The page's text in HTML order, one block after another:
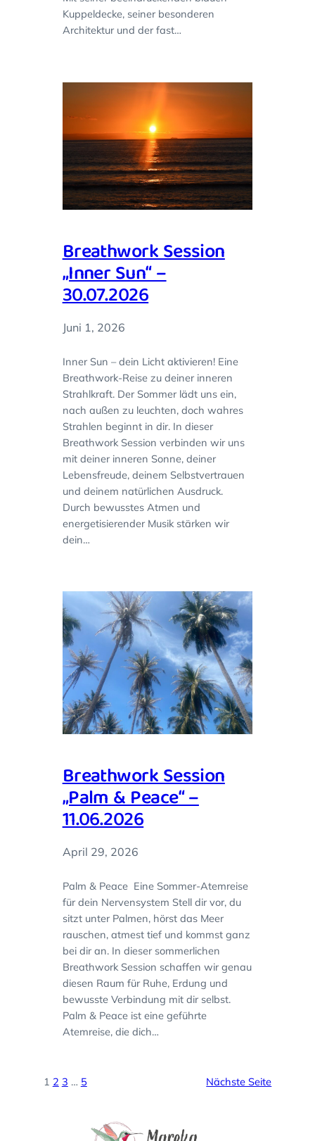
Kuppeldecke, seiner besonderen
Architektur und der fast…
Breathwork Session
„Inner Sun“ –
30.07.2026
Juni 1, 2026
Inner Sun – dein Licht aktivieren! Eine
Breathwork-Reise zu deiner inneren
Strahlkraft. Der Sommer lädt uns ein,
nach außen zu leuchten, doch wahres
Strahlen beginnt in dir. In dieser
Breathwork Session verbinden wir uns
mit deiner inneren Sonne, deiner
Lebensfreude, deinem Selbstvertrauen
und deinem natürlichen Ausdruck.
Durch bewusstes Atmen und
energetisierender Musik stärken wir
dein…
Breathwork Session
„Palm & Peace“ –
11.06.2026
April 29, 2026
Palm & Peace Eine Sommer-Atemreise
für dein Nervensystem Stell dir vor, du
sitzt unter Palmen, hörst das Meer
rauschen, atmest tief und kommst ganz
bei dir an. In dieser sommerlichen
Breathwork Session schaffen wir genau
diesen Raum für Ruhe, Erdung und
bewusste Verbindung mit dir selbst.
Palm & Peace ist eine geführte
Atemreise, die dich…
1 2 3 … 5 Nächste Seite